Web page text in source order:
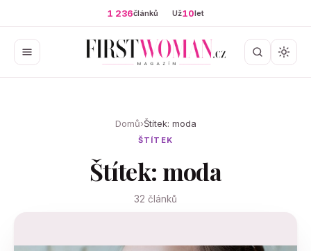
1 236článků Už10let
Domů›Štítek: moda
ŠTÍTEK
Štítek: moda
32 článků